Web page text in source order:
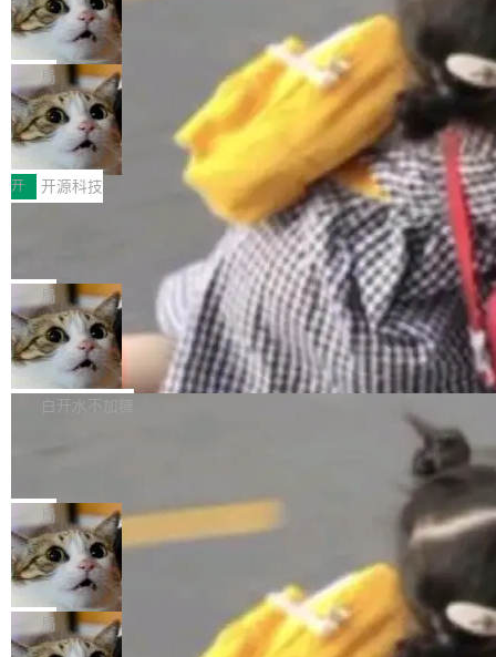
的人一直在用业余...
结果回答问题，而无需将问题转交给搜索引擎。
（<a href="https://bugzilla.mozilla.org/show_
bug.cgi?id=204...
工程师在这件事上没什么可谦虚的——他们用 W
orkers 跑了十年 Isolate。用 CEO Matthew Pri
nce 的话说：「我们一生都在用 Isolate 运行代
码，而 AI Agent 不需要容器，它们需要的是 Iso
late。」 容器为什么不合适 容器的问题在于启动
和销毁都太重了。一个 Agent 要执行的任务可能
只需要几毫秒的 CPU 时间，但容器从冷启动到
就绪要花数秒。如果未来有十...
OpenAI 公开邮件和聊天记录回应苹果
诉讼，称“Apple is getting this wron
g”
上个月，苹果一纸诉状把 OpenAI 告上法庭，指
控其挖角苹果前员工并窃取商业秘密。苹果的诉
状把 OpenAI 描述成一个系统性地从前东家挖
人、套取机密信息的对手。 OpenAI 没发律师
函，也没选择庭外沉默。它在官网贴了一篇博
文，标题只有六个字：Apple is getting this wro
ng。 然后，它把邮件往来和 iMessage 聊天记
录全贴了出来。 他发错人了 苹果外部律师 Gabr
iel Gross 来自 Weil 律所，2 月 23 日下午 5:53
给 OpenAI 总法律顾问 Che Chang 发了封邮
件，附了一封长信，要求 OpenAI 配合调查前苹
果员工带走机密信...
局
HUAWEI MatePad Edge上架WorkBu
ddy鸿蒙PC版，说话就能干活的AI办公
搭子
全能AI工作台WorkBuddy鸿蒙PC版上架HUAWE
I MatePad Edge应用市场，直接下载即可使
用，与鸿蒙电脑上的体验一致。值得一提的是，
这是目前市面上唯一支持平板接入WorkBuddy P
C版的产品，搭载“人机双写”重磅功能——你写
你的，AI写AI的，同屏协作互不干扰。一句话让
AI帮你干活，现在开启全新体验！ 温馨提示：
体验WorkBuddy鸿蒙PC版前，请将 HUAWEI M
atePad Edge 升级至 HarmonyOS 6.1.0.135S
P9 patch03及以上版本。 *升级路径：设置 > 搜
开 开源科技
FFmpeg 9.0 发布：代号“Lei”，以此纪
全球知名开源多媒体框架 FFmpeg 今天正式发
布了 9.0 版本。这个版本除了带来新一代音视频
处理能力和硬件加速支持之外，还有一个特殊之
处：FFmpeg 9.0 的代号是“Lei”。 这个名字，
来自中国开发者雷霄骅（Lei Xiaohua）。 对于
很多中国音视频开发者而言，这个名字并不陌
“启蒙老师”。 而今年，恰好是雷霄骅离世十周
年。FFmpeg 社区最终选择用一个大版本的名
字，留下了这份纪念。 雷霄骅曾是中国传媒大学
数字电视技术方向的博士生，长期从事视频、音
频技...
局
亚马逊成本失控：AI 写代码烧掉 1215
万元，超预算 860%
外媒近日曝光了亚马逊的多份内部报告显示，AI
导致公司在多个项目上超支。《金融时报》报道
编写程序，目标是完成电商平台作者信息与商品
列表的数据匹配 —— 一项常规的数据处理任
务，最终却产生了 180 万美元的账单，实际支出
超出原定预算 860%。 更令人意外的是，该项目
最终并未成功落地，而高额算力消耗持续运行长
达 5 个月，公司直到财务对账时才察觉异常。这
白开水不加糖
e CEO Clément Delangue 在 CNBC 的采访里
没有拐弯抹角。他说中国正在赢得 AI 竞赛，而
且按目前的速度，中国 AI 工具预计在今年底或
2027 年就能追上美国前沿实验室的水平。 Dela
ngue 把原因归结为一件事：开放协作。中国的
AI 开发者在一个共享和协作的生态里加速迭代，
局
当 AI agent 把源码变成了最好的扩展系
统，开发者工具必须开源
五年前，David Crawshaw 问过很多软件工程师
一个问题：你写过什么给自己用的程序？答案几
乎都是没有。工程师们整天用别人写的程序写程
局